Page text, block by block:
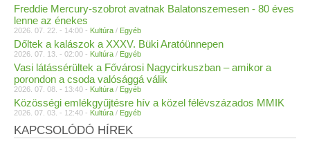
Freddie Mercury-szobrot avatnak Balatonszemesen - 80 éves
lenne az énekes
2026. 07. 22. - 14:00 - Kultúra / Egyéb
Dőltek a kalászok a XXXV. Büki Aratóünnepen
2026. 07. 13. - 02:00 - Kultúra / Egyéb
Vasi látássérültek a Fővárosi Nagycirkuszban – amikor a
porondon a csoda valósággá válik
2026. 07. 08. - 13:40 - Kultúra / Egyéb
Közösségi emlékgyűjtésre hív a közel félévszázados MMIK
2026. 07. 03. - 12:40 - Kultúra / Egyéb
KAPCSOLÓDÓ HÍREK